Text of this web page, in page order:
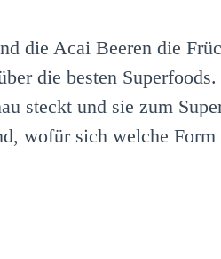
die Acai Beeren die
die besten
steckt und sie zum
wofür sich welche Form